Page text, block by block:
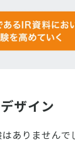
ザイン
ありませんで